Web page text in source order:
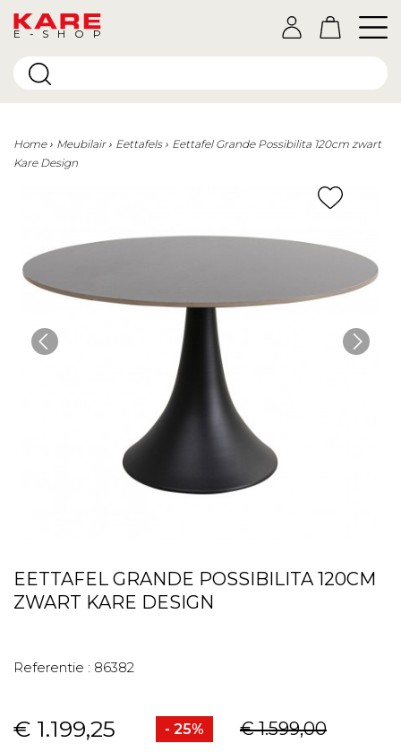
E-SHOP
Home Meubilair Eettafels
Eettafel Grande Possibilita 120cm zwart
Kare Design
EETTAFEL GRANDE POSSIBILITA 120CM
ZWART KARE DESIGN
Referentie : 86382
€ 1.199,25 - 25% € 1.599,00